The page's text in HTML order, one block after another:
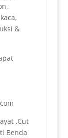
&
,Cut
Benda